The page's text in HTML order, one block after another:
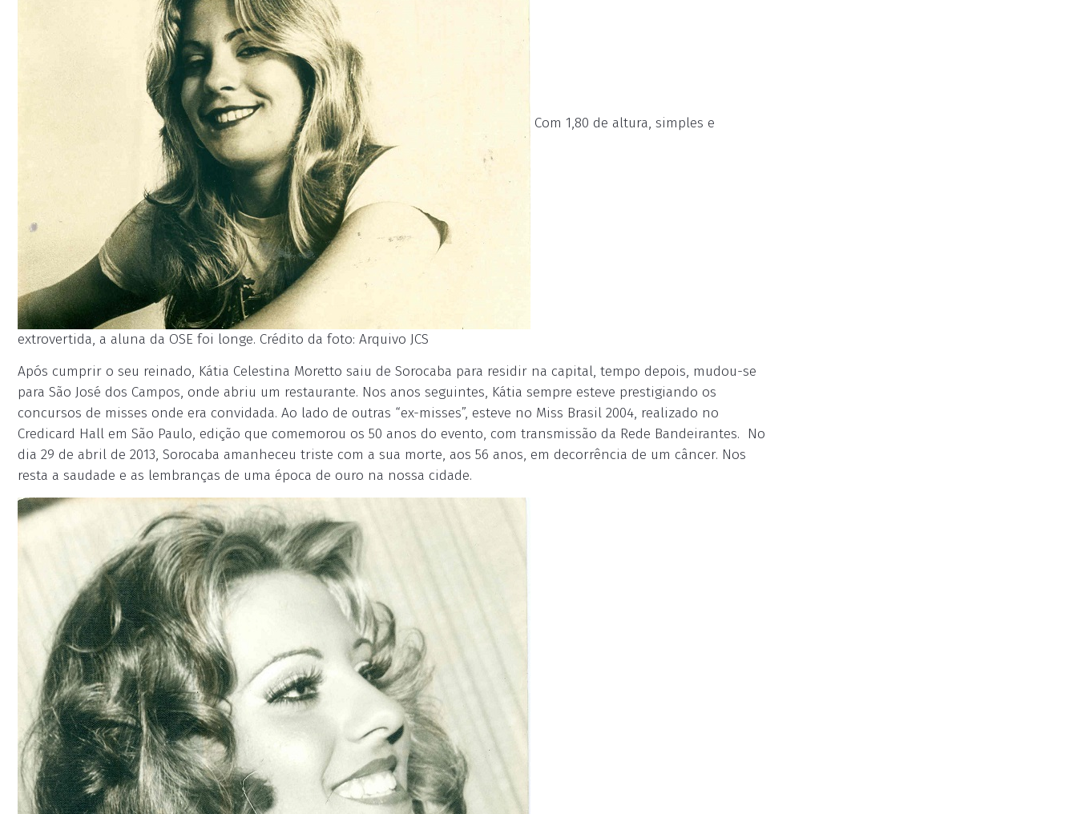
Com 1,80 de altura, simples e
extrovertida, a aluna da OSE foi longe. Crédito da foto: Arquivo JCS
Após cumprir o seu reinado, Kátia Celestina Moretto saiu de Sorocaba para residir na capital, tempo depois, mudou-se
para São José dos Campos, onde abriu um restaurante. Nos anos seguintes, Kátia sempre esteve prestigiando os
concursos de misses onde era convidada. Ao lado de outras “ex-misses”, esteve no Miss Brasil 2004, realizado no
Credicard Hall em São Paulo, edição que comemorou os 50 anos do evento, com transmissão da Rede Bandeirantes. No
dia 29 de abril de 2013, Sorocaba amanheceu triste com a sua morte, aos 56 anos, em decorrência de um câncer. Nos
resta a saudade e as lembranças de uma época de ouro na nossa cidade.